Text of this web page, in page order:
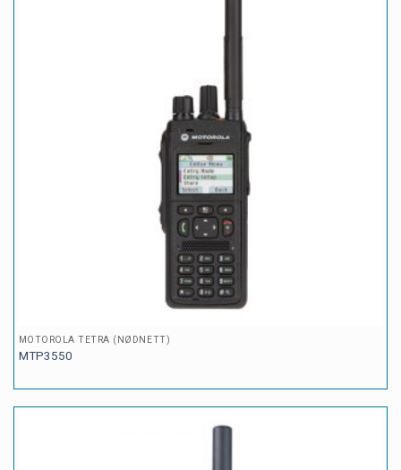
MOTOROLA TETRA (NØDNETT)
MTP3550